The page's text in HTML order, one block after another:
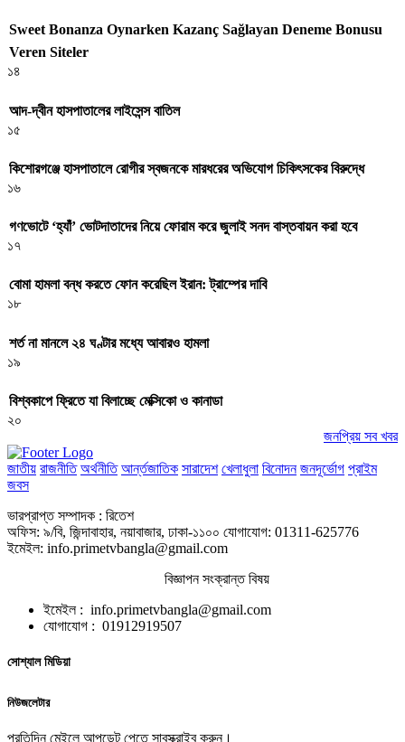
Sweet Bonanza Oynarken Kazanç Sağlayan Deneme Bonusu
Veren Siteler
১৪
আদ-দ্বীন হাসপাতালের লাইসেন্স বাতিল
১৫
কিশোরগঞ্জে হাসপাতালে রোগীর স্বজনকে মারধরের অভিযোগ চিকিৎসকের বিরুদ্ধে
১৬
গণভোটে ‘হ্যাঁ’ ভোটদাতাদের নিয়ে ফোরাম করে জুলাই সনদ বাস্তবায়ন করা হবে
১৭
বোমা হামলা বন্ধ করতে ফোন করেছিল ইরান: ট্রাম্পের দাবি
১৮
শর্ত না মানলে ২৪ ঘণ্টার মধ্যে আবারও হামলা
১৯
বিশ্বকাপে ফ্রিতে যা বিলাচ্ছে মেক্সিকো ও কানাডা
২০
জনপ্রিয় সব খবর
জাতীয় রাজনীতি অর্থনীতি আর্ন্তজাতিক সারাদেশ খেলাধুলা বিনোদন জনদূর্ভোগ প্রাইম
জবস
ভারপ্রাপ্ত সম্পাদক : রিতেশ
অফিস: ৯/বি, জিন্দাবাহার, নয়াবাজার, ঢাকা-১১০০ যোগাযোগ: 01311-625776
ইমেইল: info.primetvbangla@gmail.com
বিজ্ঞাপন সংক্রান্ত বিষয়
ইমেইল : info.primetvbangla@gmail.com
যোগাযোগ : 01912919507
সোশ্যাল মিডিয়া
নিউজলেটার
প্রতিদিন মেইলে আপডেট পেতে সাবস্ক্রাইব করুন।